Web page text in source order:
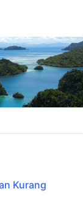
Kurang